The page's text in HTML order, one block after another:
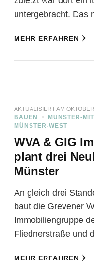
untergebracht. Das
MEHR ERFAHREN
AKTUALISIERT AM
BAUEN
MÜNSTER-
MÜNSTER-WEST
WVA & GIG
plant drei
Münster
An gleich drei
baut die Grevener
Immobiliengruppe
Fliednerstraße und
MEHR ERFAHREN